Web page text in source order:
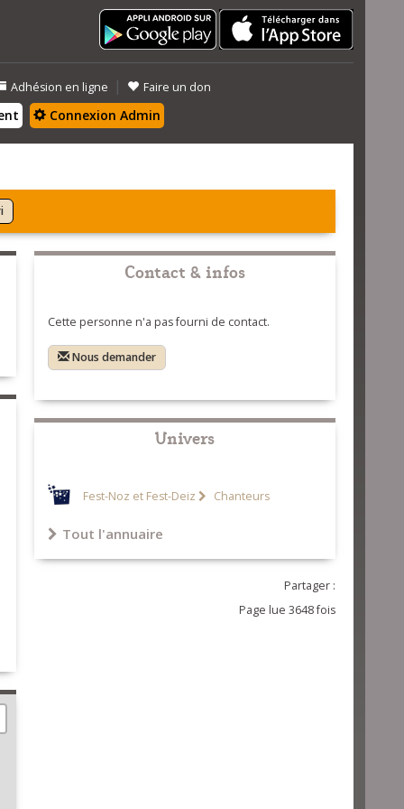
Adhésion en ligne | Faire un don
Connexion Admin
Contact & infos
Cette personne n'a pas fourni de contact.
Nous demander
Univers
Fest-Noz et Fest-Deiz Chanteurs
Tout l'annuaire
Partager :
Page lue 3648 fois